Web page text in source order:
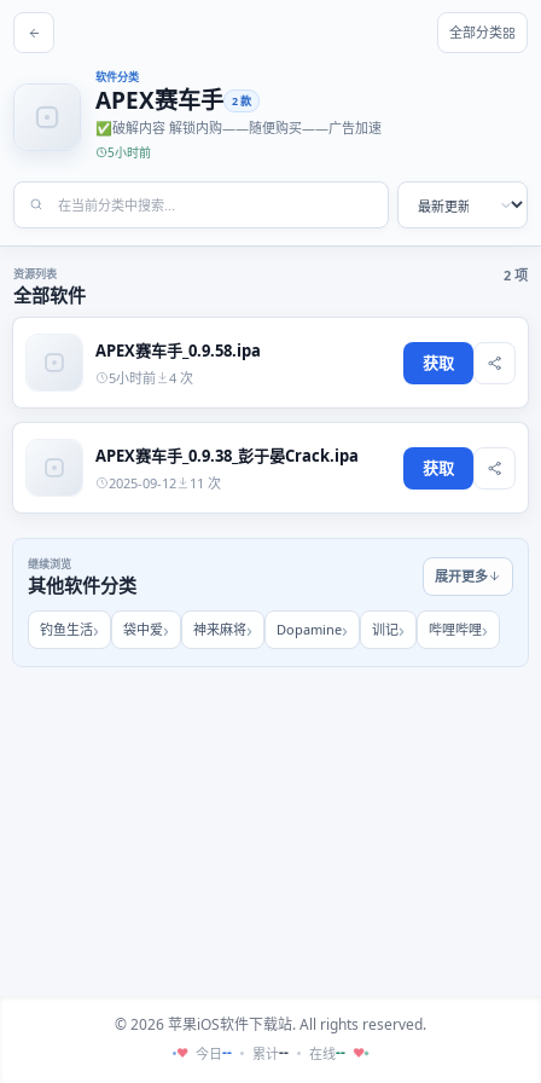
全部分类
软件分类
APEX赛车手 2 款
✅破解内容 解锁内购——随便购买——广告加速
5小时前
资源列表
全部软件
2 项
APEX赛车手_0.9.58.ipa
5小时前 4 次
获取
APEX赛车手_0.9.38_彭于晏Crack.ipa
2025-09-12 11 次
获取
继续浏览
其他软件分类 展开更多
钓鱼生活 袋中爱 神来麻将 Dopamine 训记 哔哩哔哩
© 2026 苹果iOS软件下载站. All rights reserved.
♥ 今日-- 累计-- 在线-- ♥